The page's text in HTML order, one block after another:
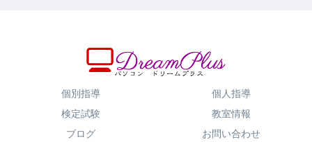
個別指導
個人指導
検定試験
教室情報
ブログ
お問い合わせ